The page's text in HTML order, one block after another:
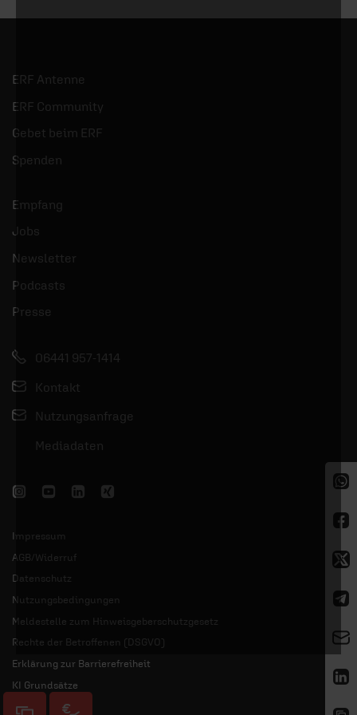
ERF Antenne
ERF Community
Gebet beim ERF
Spenden
Empfang
Jobs
Newsletter
Podcasts
Presse
06441 957-1414
Kontakt
Nutzungsanfrage
Mediadaten
Impressum
AGB/Widerruf
Datenschutz
Nutzungsbedingungen
Meldestelle zum Hinweisgeberschutzgesetz
Rechte der Betroffenen (DSGVO)
Erklärung zur Barrierefreiheit
KI Grundsätze